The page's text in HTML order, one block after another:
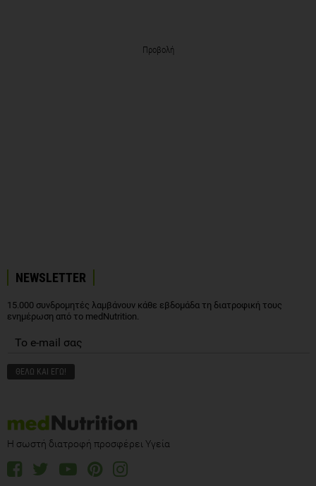
Προβολή
NEWSLETTER
15.000 συνδρομητές λαμβάνουν κάθε εβδομάδα τη διατροφική τους
ενημέρωση από το medNutrition.
Η σωστή διατροφή προσφέρει Υγεία